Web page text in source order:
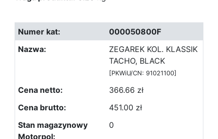
000050800F
ZEGAREK KOL. KLASSIK
TACHO, BLACK
[PKWiU/CN: 91021100]
366.66 zł
451.00 zł
0